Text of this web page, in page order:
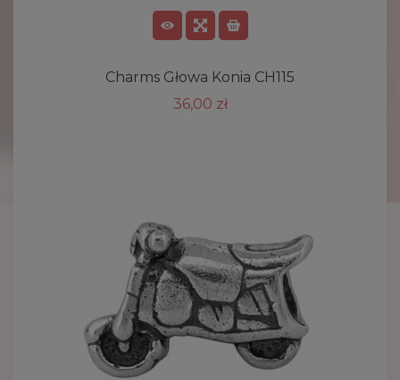
Charms Głowa Konia CH115
36,00 zł